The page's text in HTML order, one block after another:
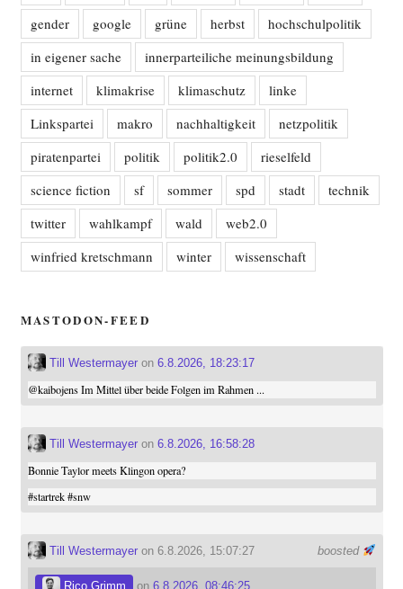
gender
google grüne herbst
hochschulpolitik
in eigener sache
innerparteiliche meinungsbildung
internet
klimakrise klimaschutz
linke
Linkspartei
makro nachhaltigkeit
netzpolitik
piratenpartei
politik politik2.0
rieselfeld
science fiction
sf sommer spd stadt
technik
twitter
wahlkampf wald
web2.0
winfried kretschmann
winter wissenschaft
MASTODON-FEED
Till Westermayeron 6.8.2026, 18:23:17
@kaibojensIm Mittel über beide Folgen im Rahmen ...
Till Westermayeron 6.8.2026, 16:58:28
Bonnie Taylor meets Klingon opera?
#startrek #snw
boosted
Till Westermayeron 6.8.2026, 15:07:27
Rico Grimm on 6.8.2026, 08:46:25